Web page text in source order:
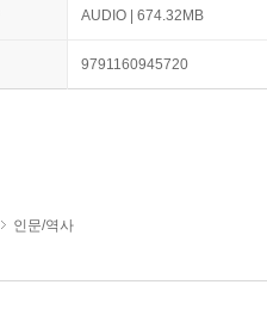
AUDIO | 674.32MB
9791160945720
인문/역사